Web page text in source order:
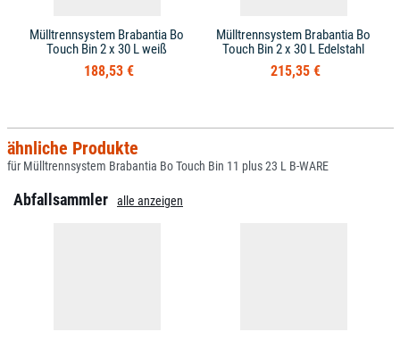
Mülltrennsystem Brabantia Bo
Touch Bin 2 x 30 L weiß
188,53 €
Mülltrennsystem Brabantia Bo
Touch Bin 2 x 30 L Edelstahl
215,35 €
ähnliche Produkte
für Mülltrennsystem Brabantia Bo Touch Bin 11 plus 23 L B-WARE
Abfallsammler alle anzeigen